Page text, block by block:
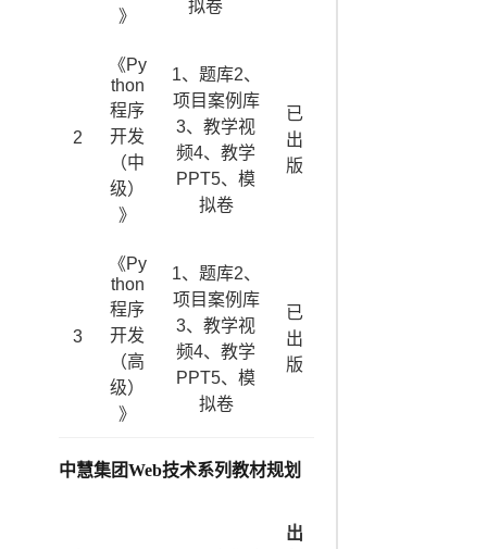
》
拟卷
2
《Py
thon
程序
开发
（中
级）
》
1、题库2、
项目案例库
3、教学视
频4、教学
PPT5、模
拟卷
已
出
版
3
《Py
thon
程序
开发
（高
级）
》
1、题库2、
项目案例库
3、教学视
频4、教学
PPT5、模
拟卷
已
出
版
中慧集团Web技术系列教材规划
出